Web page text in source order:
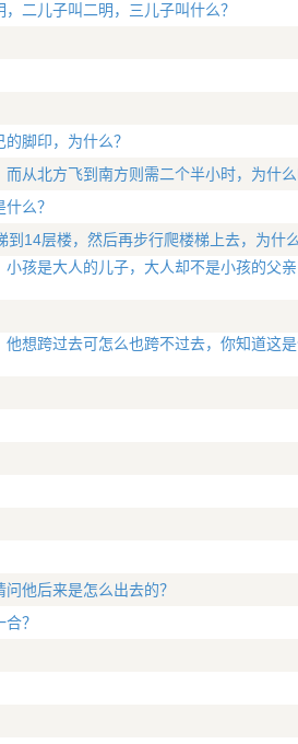
二儿子叫二明，三儿子叫什么？
脚印，为什么？
从北方飞到南方则需二个半小时，为什么
么？
14层楼，然后再步行爬楼梯上去，为什么
孩是大人的儿子，大人却不是小孩的父
想跨过去可怎么也跨不过去，你知道这
他后来是怎么出去的？
？